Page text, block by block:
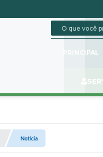
PRINCIPAL
Notícia